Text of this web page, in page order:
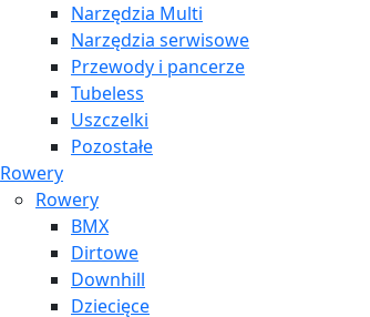
Narzędzia Multi
Narzędzia serwisowe
Przewody i pancerze
Tubeless
Uszczelki
Pozostałe
Rowery
Rowery
BMX
Dirtowe
Downhill
Dziecięce